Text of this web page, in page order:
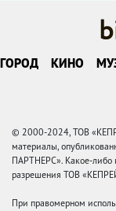
ГОРОД КИНО
© 2000-2024, ТОВ
материалы,
ПАРТНЕРС». Какое-либо
разрешения ТОВ
При правомерном